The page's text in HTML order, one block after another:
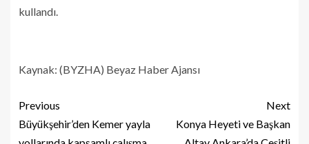
kullandı.
Kaynak: (BYZHA) Beyaz Haber Ajansı
Previous
Büyükşehir’den Kemer yayla
Next
Konya Heyeti ve Başkan